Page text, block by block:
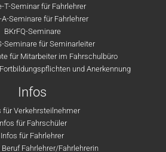
T-Seminar für Fahrlehrer
Seminare für Fahrlehrer
BKrFQ-Seminare
Seminare für Seminarleiter
für Mitarbeiter im Fahrschulbüro
und Anerkennung
Infos
für Verkehrsteilnehmer
für Fahrschüler
Infos für Fahrlehrer
Fahrlehrer/Fahrlehrerin